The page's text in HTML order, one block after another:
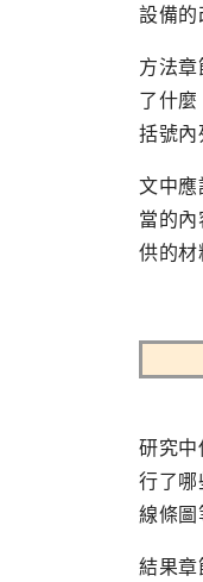
設備的
方法
了什
括號內
文中
當的
供的材
研究
行了
線條圖
結果